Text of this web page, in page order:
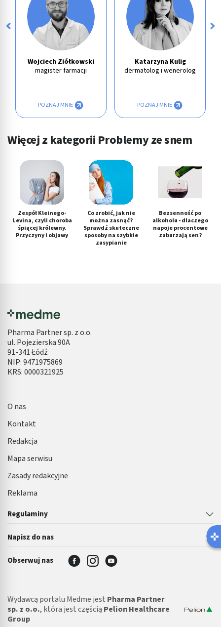
Wojciech Ziółkowski
magister farmacji
POZNAJ MNIE
Katarzyna Kulig
dermatolog i wenerolog
POZNAJ MNIE
Więcej z kategorii Problemy ze snem
Zespół Kleinego-
Levina, czyli choroba
śpiącej królewny.
Przyczyny i objawy
Co zrobić, jak nie
można zasnąć?
Sprawdź skuteczne
sposoby na szybkie
zasypianie
Bezsenność po
alkoholu - dlaczego
napoje procentowe
zaburzają sen?
Pharma Partner sp. z o.o.
ul. Pojezierska 90A
91-341 Łódź
NIP: 9471975869
KRS: 0000321925
Regulaminy
Napisz do nas
O nas
Kontakt
Redakcja
Mapa serwisu
Zasady redakcyjne
Reklama
Obserwuj nas
Wydawcą portalu Medme jest Pharma Partner
sp. z o.o., która jest częścią Pelion Healthcare
Group